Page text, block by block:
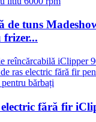
de tuns
frizer...
fără fir